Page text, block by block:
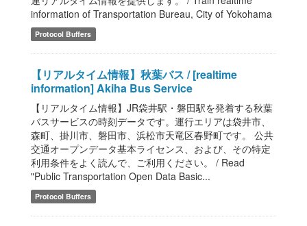
information of Transportation Bureau, City of Yokohama
Protocol Buffers
【リアルタイム情報】秋葉バス / [realtime
information] Akiha Bus Service
【リアルタイム情報】JR袋井駅・磐田駅を発着する秋葉
バスサービスの時刻データです。運行エリアは袋井市、
森町、掛川市、磐田市、浜松市天竜区春野町です。 公共
交通オープンデータ基本ライセンス、および、その特定
利用条件をよく読んで、ご利用ください。 / Read
"Public Transportation Open Data Basic...
Protocol Buffers